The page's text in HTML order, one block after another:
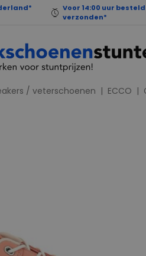
Voor 14:00 uur
verzonden*
/ veterschoenen ECCO